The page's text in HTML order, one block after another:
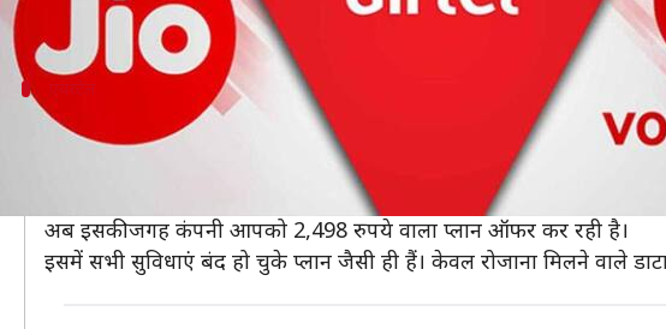
एयरटेल
एयरटेल का एक साल वाला यह प्लान हुआ बंद
एयरटेल ने अपने एक साल के पुराने प्लान को बंद कर दिया है।
365 दिन की वैलेडिटी वाले 2,398 रुपये के प्लान में अभी तक कंपनी रोजान
अब इसकी जगह कंपनी आपको 2,498 रुपये वाला प्लान ऑफर कर रही है।
इसमें सभी सुविधाएं बंद हो चुके प्लान जैसी ही हैं। केवल रोजाना मिलने वाले